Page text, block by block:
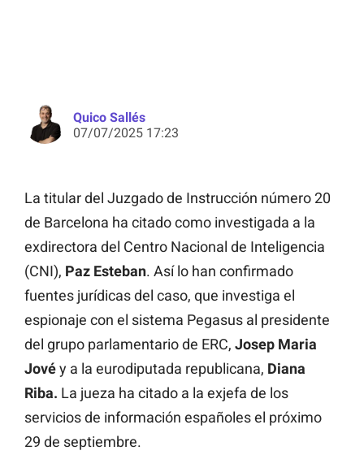
Quico Sallés
07/07/2025 17:23
La titular del Juzgado de Instrucción número 20
de Barcelona ha citado como investigada a la
exdirectora del Centro Nacional de Inteligencia
(CNI), Paz Esteban. Así lo han confirmado
fuentes jurídicas del caso, que investiga el
espionaje con el sistema Pegasus al presidente
del grupo parlamentario de ERC, Josep Maria
Jovéy a la eurodiputada republicana, Diana
Riba. La jueza ha citado a la exjefa de los
servicios de información españoles el próximo
29 de septiembre.